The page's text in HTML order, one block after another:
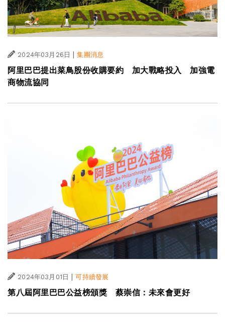
2024年03月26日 | 集團消息
阿里巴巴提出菜鳥股份收購要約 加大戰略投入 加強電
商物流協同
2024年03月01日 | 可持續發展
第八屆阿里巴巴公益榜頒獎 蔡崇信：未來會更好